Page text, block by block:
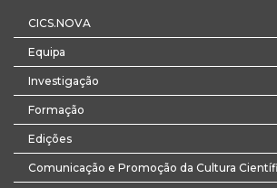
CICS.NOVA
Equipa
Investigação
Formação
Edições
Comunicação e Promoção da Cultura